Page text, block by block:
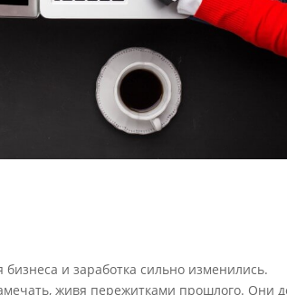
и заработка сильно изменились.
живя пережитками прошлого. Они